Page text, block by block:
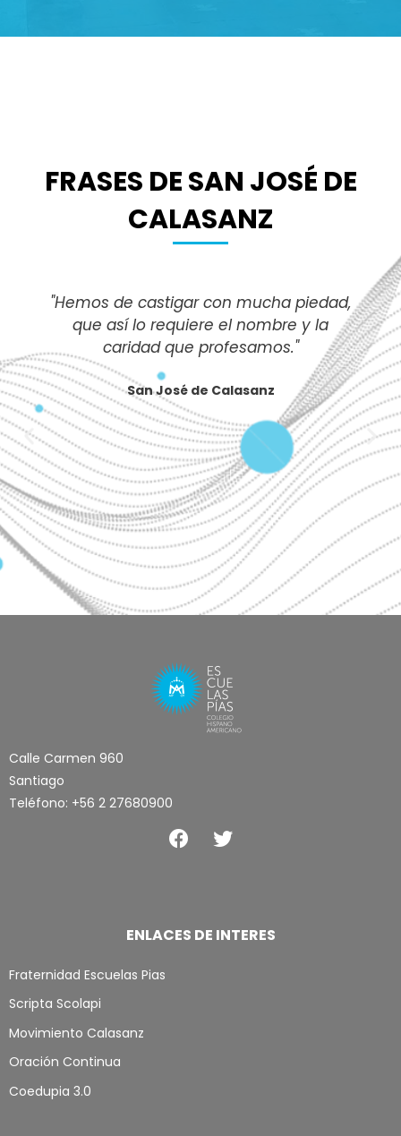
FRASES DE SAN JOSÉ DE
CALASANZ
"Hemos de castigar con mucha piedad,
que así lo requiere el nombre y la
caridad que profesamos."
San José de Calasanz
Previous
Calle Carmen 960
Santiago
Teléfono: +56 2 27680900
F
b
T
t
ENLACES DE INTERES
Fraternidad Escuelas Pias
Scripta Scolapi
Movimiento Calasanz
Oración Continua
Coedupia 3.0